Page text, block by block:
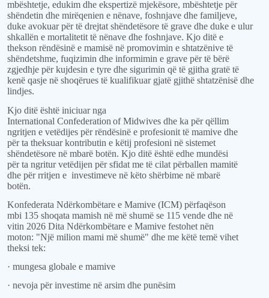
mbështetje, edukim dhe ekspertizë mjekësore, mbështetje për
shëndetin dhe mirëqenien e nënave, foshnjave dhe familjeve,
duke avokuar për të drejtat shëndetësore të grave dhe duke e ulur
shkallën e mortalitetit të nënave dhe foshnjave. Kjo ditë e
thekson rëndësinë e mamisë në promovimin e shtatzënive të
shëndetshme, fuqizimin dhe informimin e grave për të bërë
zgjedhje për kujdesin e tyre dhe sigurimin që të gjitha gratë të
kenë qasje në shoqërues të kualifikuar gjatë gjithë shtatzënisë dhe
lindjes.
Kjo ditë është iniciuar nga
International Confederation of Midwives dhe ka për qëllim
ngritjen e vetëdijes për rëndësinë e profesionit të mamive dhe
për ta theksuar kontributin e këtij profesioni në sistemet
shëndetësore në mbarë botën. Kjo ditë është edhe mundësi
për ta ngritur vetëdijen për sfidat me të cilat përballen mamitë
dhe për rritjen e investimeve në këto shërbime në mbarë
botën.
Konfederata Ndërkombëtare e Mamive (ICM) përfaqëson
mbi 135 shoqata mamish në më shumë se 115 vende dhe në
vitin 2026 Dita Ndërkombëtare e Mamive festohet nën
moton: "Një milion mami më shumë" dhe me këtë temë vihet
theksi tek:
· mungesa globale e mamive
· nevoja për investime në arsim dhe punësim